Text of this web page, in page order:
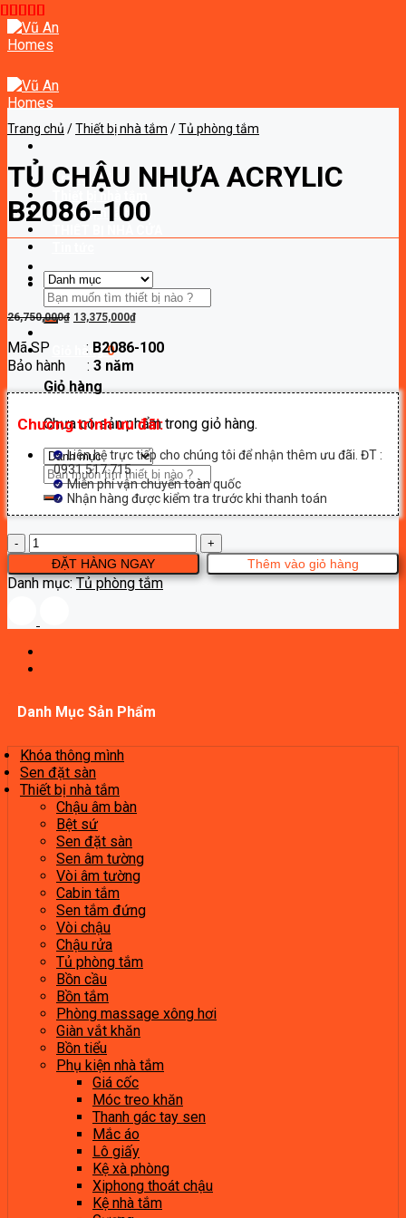
Skip
to
content
Trang chủ
Thiết bị nhà tắm
Thiết bị nhà bếp
Tìm
kiếm:
Giỏ hàng0
Giỏ hàng
Chưa có sản phẩm trong giỏ hàng.
Tìm
kiếm:
Trang chủ /Thiết bị nhà tắm /Tủ phòng tắm
TỦ CHẬU NHỰA ACRYLIC
B2086-100
26,750,000₫ Giá
26,750,000₫.
13,375,000₫Giá
tại
Mã SP : B2086-100
Bảo hành : 3 năm
Chương trình ưu đãi:
Liên hệ trực tiếp cho chúng tôi để nhận thêm ưu đãi. ĐT :
0931.517.715
Miễn phí vận chuyển toàn quốc
Nhận hàng được kiểm tra trước khi thanh toán
TỦ
CHẬU
NHỰA
ACRYLIC
100
Thêm vào giỏ hàng
ĐẶT HÀNG NGAY
Danh mục:Tủ phòng tắm
Danh Mục Sản Phẩm
Khóa thông mình
Sen đặt sàn
Thiết bị nhà tắm
Chậu âm bàn
Bệt sứ
Sen đặt sàn
Sen âm tường
Vòi âm tường
Cabin tắm
Sen tắm đứng
Vòi chậu
Chậu rửa
Tủ phòng tắm
Bồn cầu
Bồn tắm
Phòng massage xông hơi
Giàn vắt khăn
Bồn tiểu
Phụ kiện nhà tắm
Giá cốc
Móc treo khăn
Thanh gác tay sen
Mắc áo
Lô giấy
Kệ xà phòng
Xiphong thoát chậu
Kệ nhà tắm